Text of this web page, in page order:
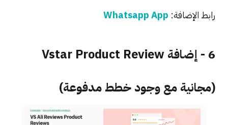
رابط الإضافة: Whatsapp App
6 - إضافة Vstar Product Review
(مجانية مع وجود خطط مدفوعة)